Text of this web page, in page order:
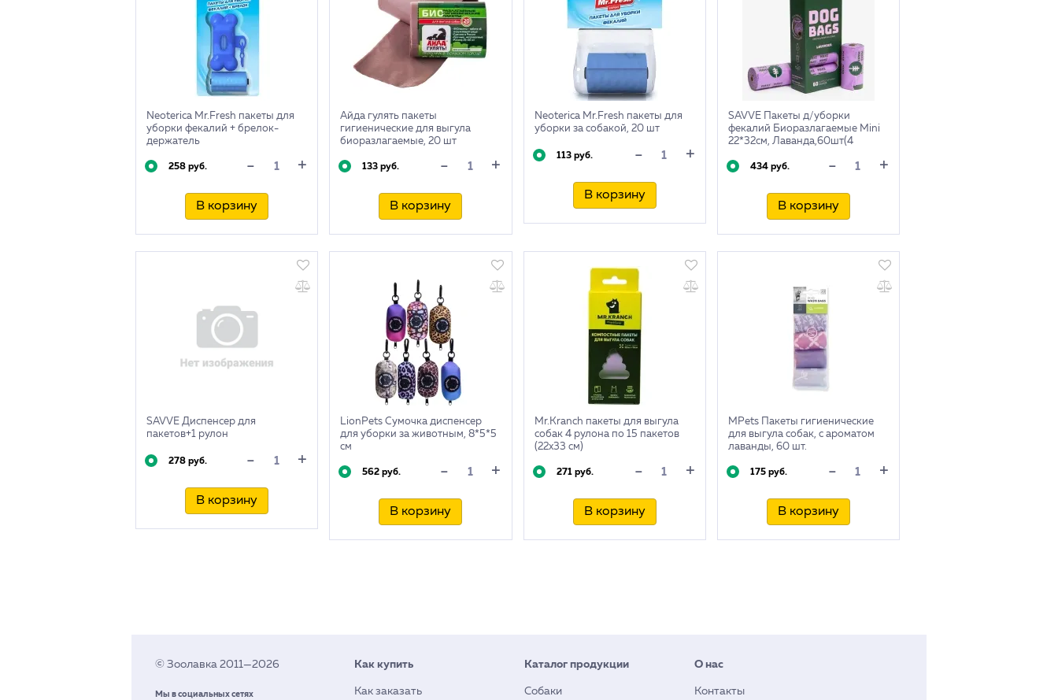
Neoterica Mr.Fresh пакеты для
уборки фекалий + брелок-
держатель
258 руб. - +
В корзину
Айда гулять пакеты
гигиенические для выгула
биоразлагаемые, 20 шт
133 руб. - +
В корзину
Neoterica Mr.Fresh пакеты для
уборки за собакой, 20 шт
113 руб. - +
В корзину
SAVVE Пакеты д/уборки
фекалий Биоразлагаемые Mini
22*32см, Лаванда,60шт(4
434 руб. - +
В корзину
SAVVE Диспенсер для
пакетов+1 рулон
278 руб. - +
В корзину
LionPets Сумочка диспенсер
для уборки за животным, 8*5*5
см
562 руб. - +
В корзину
Mr.Kranch пакеты для выгула
собак 4 рулона по 15 пакетов
(22x33 см)
271 руб. - +
В корзину
MPets Пакеты гигиенические
для выгула собак, с ароматом
лаванды, 60 шт.
175 руб. - +
В корзину
© Зоолавка 2011—2026
Мы в социальных сетях
Как купить
Как заказать
Каталог продукции
Собаки
О нас
Контакты